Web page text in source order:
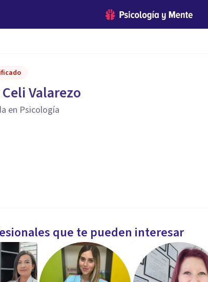
Valarezo
en Psicología
que te pueden interesar